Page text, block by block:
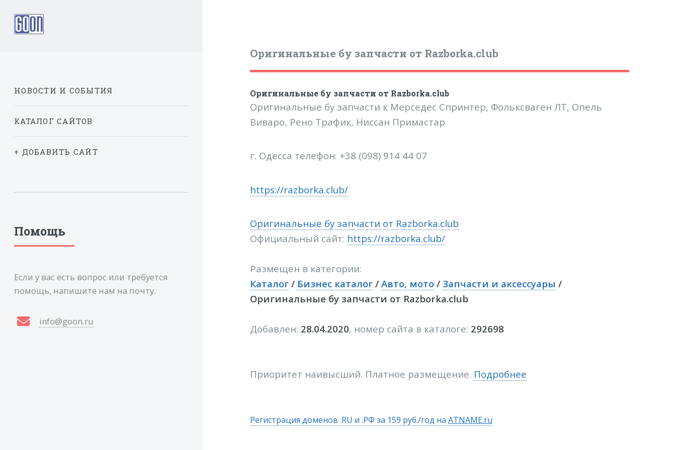
Оригинальные бу запчасти от Razborka.club
Оригинальные бу запчасти от Razborka.club
Оригинальные бу запчасти к Мерседес Спринтер, Фольксваген ЛТ, Опель
Виваро, Рено Трафик, Ниссан Примастар
г. Одесса телефон: +38 (098) 914 44 07
https://razborka.club/
Оригинальные бу запчасти от Razborka.club
Официальный сайт: https://razborka.club/
Размещен в категории:
Каталог/ Бизнес каталог/ Авто, мото/ Запчасти и аксессуары /
Оригинальные бу запчасти от Razborka.club
Добавлен: 28.04.2020, номер сайта в каталоге: 292698
Приоритет наивысший. Платное размещение. Подробнее
Регистрация доменов .RU и .РФ за 159 руб./год на ATNAME.ru
НОВОСТИ И СОБЫТИЯ
КАТАЛОГ САЙТОВ
+ ДОБАВИТЬ САЙТ
Помощь
Если у вас есть вопрос или требуется
помощь, напишите нам на почту.
info@goon.ru